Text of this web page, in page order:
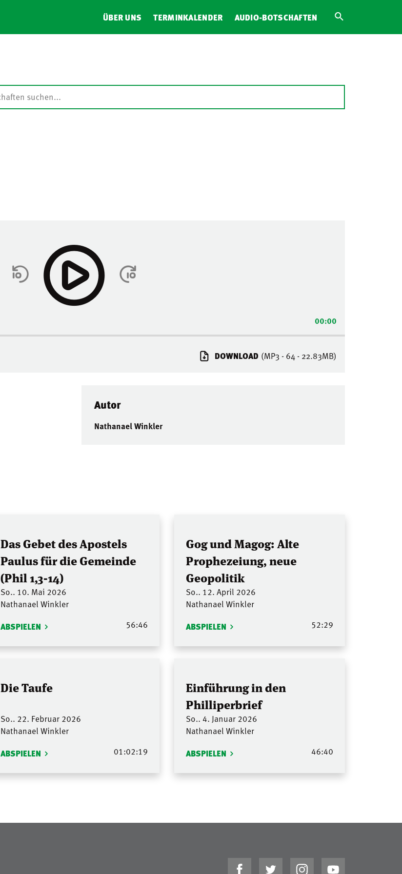
ÜBER UNS TERMINKALENDER AUDIO-BOTSCHAFTEN
00:00
DOWNLOAD (MP3 - 64 - 22.83MB)
Autor
Nathanael Winkler
Das Gebet des Apostels
Paulus für die Gemeinde
(Phil 1,3-14)
So.. 10. Mai 2026
Nathanael Winkler
ABSPIELEN 56:46
Gog und Magog: Alte
Prophezeiung, neue
Geopolitik
So.. 12. April 2026
Nathanael Winkler
ABSPIELEN 52:29
Die Taufe
So.. 22. Februar 2026
Nathanael Winkler
ABSPIELEN 01:02:19
Einführung in den
Philliperbrief
So.. 4. Januar 2026
Nathanael Winkler
ABSPIELEN 46:40